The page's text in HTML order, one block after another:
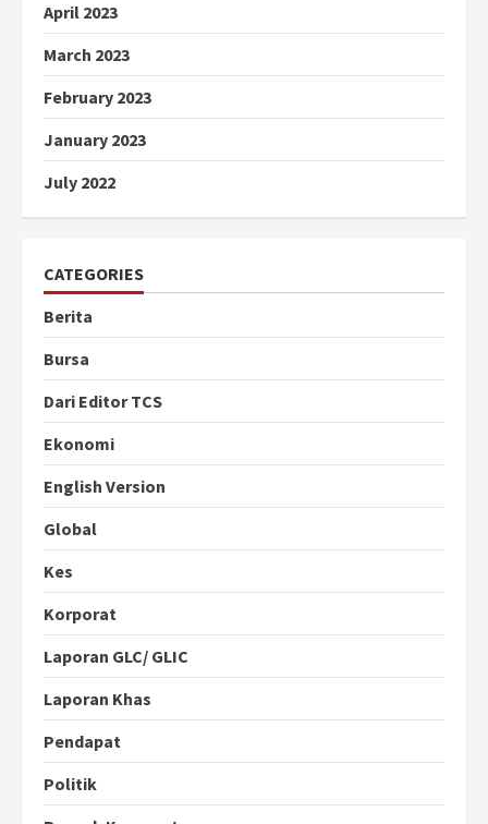
April 2023
March 2023
February 2023
January 2023
July 2022
CATEGORIES
Berita
Bursa
Dari Editor TCS
Ekonomi
English Version
Global
Kes
Korporat
Laporan GLC/ GLIC
Laporan Khas
Pendapat
Politik